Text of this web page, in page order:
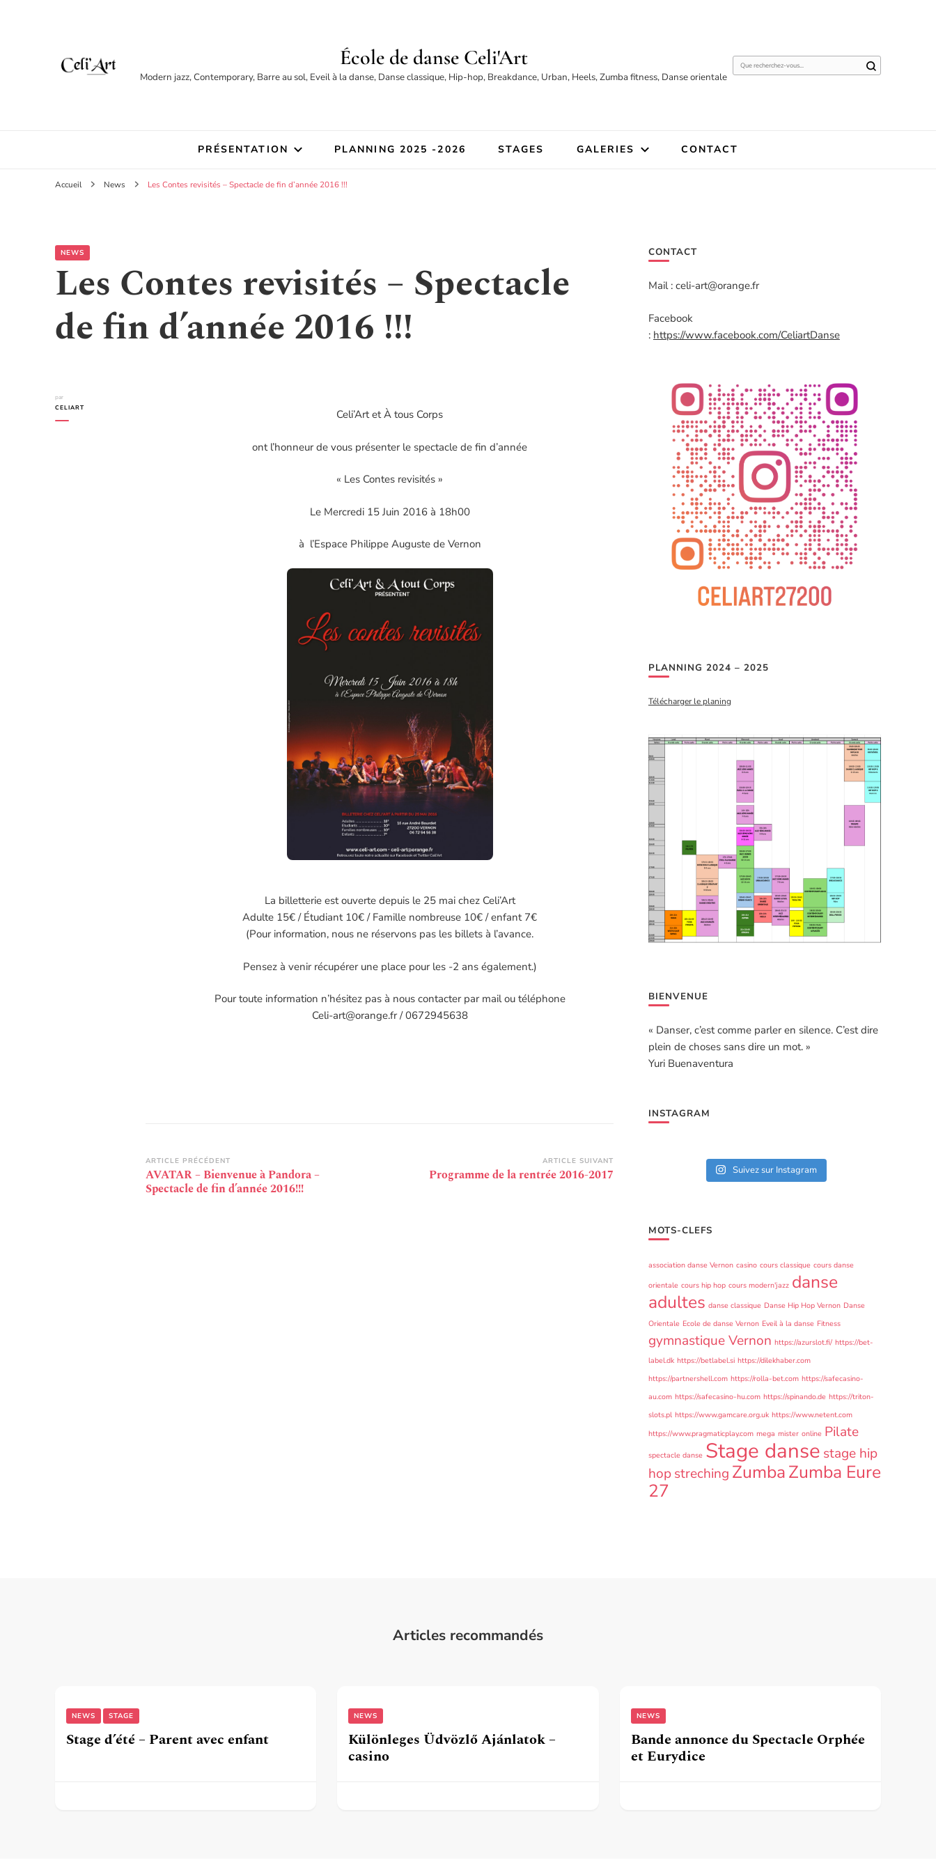
École de danse Celi'Art
Modern jazz, Contemporary, Barre au sol, Eveil à la danse, Danse classique, Hip-hop, Breakdance, Urban, Heels, Zumba fitness, Danse orientale
Vous
PRÉSENTATION PLANNING 2025 -2026 STAGES GALERIES CONTACT
Accueil News Les Contes revisités – Spectacle de fin d’année 2016 !!!
NEWS
Les Contes revisités – Spectacle
de fin d’année 2016 !!!
par
CELIART
Celi’Art et À tous Corps
ont l’honneur de vous présenter le spectacle de fin d’année
« Les Contes revisités »
Le Mercredi 15 Juin 2016 à 18h00
à l’Espace Philippe Auguste de Vernon
La billetterie est ouverte depuis le 25 mai chez Celi’Art
Adulte 15€ / Étudiant 10€ / Famille nombreuse 10€ / enfant 7€
(Pour information, nous ne réservons pas les billets à l’avance.
Pensez à venir récupérer une place pour les -2 ans également.)
Pour toute information n’hésitez pas à nous contacter par mail ou téléphone
Celi-art@orange.fr / 0672945638
Navigation
d’article
ARTICLE PRÉCÉDENT
AVATAR – Bienvenue à Pandora –
Spectacle de fin d’année 2016!!!
ARTICLE SUIVANT
Programme de la rentrée 2016-2017
CONTACT
Mail : celi-art@orange.fr
Facebook
: https://www.facebook.com/CeliartDanse
PLANNING 2024 – 2025
Télécharger le planing
BIENVENUE
« Danser, c’est comme parler en silence. C’est dire
plein de choses sans dire un mot. »
Yuri Buenaventura
INSTAGRAM
Suivez sur Instagram
MOTS-CLEFS
association danse Vernon casino cours classique cours danse
orientale cours hip hop cours modern'jazz danse
adultes danse classique Danse Hip Hop Vernon Danse
Orientale Ecole de danse Vernon Eveil à la danse Fitness
gymnastique Vernon https://azurslot.fi/ https://bet-
label.dk https://betlabel.si https://dilekhaber.com
https://partnershell.com https://rolla-bet.com https://safecasino-
au.com https://safecasino-hu.com https://spinando.de https://triton-
slots.pl https://www.gamcare.org.uk https://www.netent.com
https://www.pragmaticplay.com mega mister online Pilate
spectacle danse Stage danse stage hip
hopstreching ZumbaZumba Eure
27
Articles recommandés
NEWS STAGE
Stage d’été – Parent avec enfant
NEWS
Különleges Üdvözlő Ajánlatok –
casino
NEWS
Bande annonce du Spectacle Orphée
et Eurydice